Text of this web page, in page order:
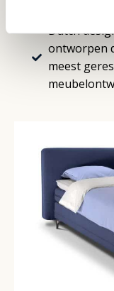
Dutch
ontworpen
meest